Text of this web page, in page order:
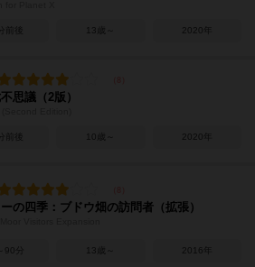
前後 13歳～ 2020年
思議（2版）
前後 10歳～ 2020年
の四季：ブドウ畑の訪問者（拡張）
90分 13歳～ 2016年